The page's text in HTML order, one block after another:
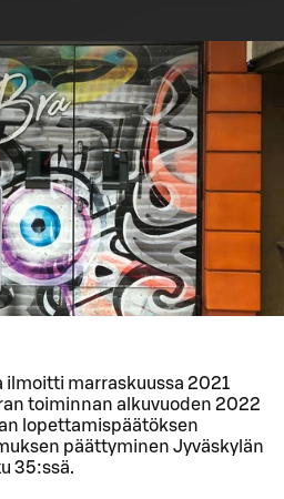
ilmoitti marraskuussa 2021
toiminnan alkuvuoden 2022
lopettamispäätöksen
päättyminen Jyväskylän
35:ssä.